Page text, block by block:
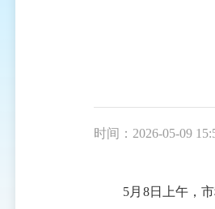
时间：2026-05-09
5月8日上午，